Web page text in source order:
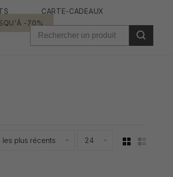
CARTE-CADEAUX
-70%
les plus récents 24